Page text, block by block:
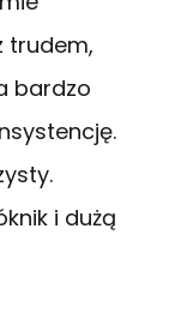
trudem,
bardzo
i dużą